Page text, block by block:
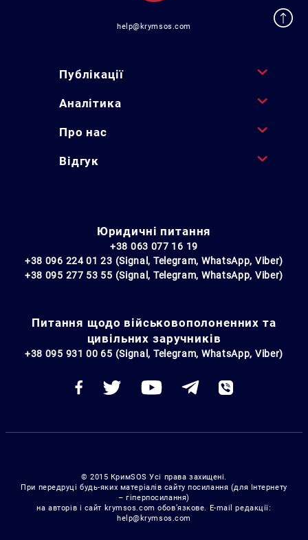
help@krymsos.com
Публікації
Аналітика
Про нас
Відгук
Юридичні питання
+38 063 077 16 19
+38 096 224 01 23 (Signal, Telegram, WhatsApp, Viber)
+38 095 277 53 55 (Signal, Telegram, WhatsApp, Viber)
Питання щодо військовополоненних та
цивільних заручників
+38 095 931 00 65 (Signal, Telegram, WhatsApp, Viber)
© 2015 КримSOS Усі права захищені.
При передруці будь-яких матеріалів сайту посилання (для Інтернету
– гіперпосилання)
на авторів і сайт krymsos.com обов’язкове. E-mail редакції:
help@krymsos.com